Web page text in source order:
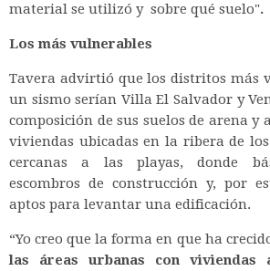
material se utilizó y sobre qué suelo".
Los más vulnerables
Tavera advirtió que los distritos más
un sismo serían Villa El Salvador y
composición de sus suelos de arena y
viviendas ubicadas en la ribera de
cercanas a las playas, donde
escombros de construcción y, por
aptos para levantar una edificación.
“Yo creo que la forma en que ha
las áreas urbanas con viviendas